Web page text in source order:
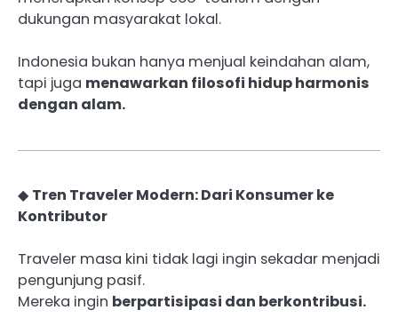
dukungan masyarakat lokal.
Indonesia bukan hanya menjual keindahan alam,
tapi juga menawarkan filosofi hidup harmonis
dengan alam.
◆ Tren Traveler Modern: Dari Konsumer ke
Kontributor
Traveler masa kini tidak lagi ingin sekadar menjadi
pengunjung pasif.
Mereka ingin berpartisipasi dan berkontribusi.